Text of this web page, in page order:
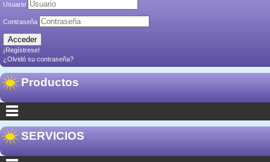
Usuario
Contraseña
¡Regístrese!
¿Olvidó su contraseña?
Productos
SERVICIOS